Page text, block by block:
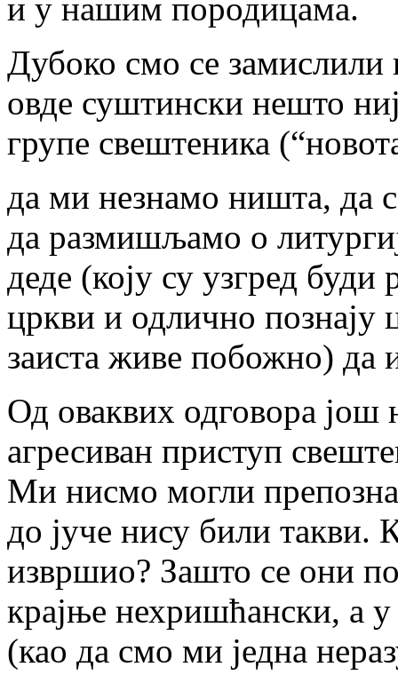
и у нашим породицама.
Дубоко смо се
овде суштински нешто
групе свештеника
да ми незнамо ништа, да
да размишљамо о
деде (коју су узгред
цркви и одлично познају
заиста живе побожно) да
Од оваквих одговора још
агресиван приступ
Ми нисмо могли
до јуче нису били такви.
извршио? Зашто се они
крајње нехришћански, а
(као да смо ми једна